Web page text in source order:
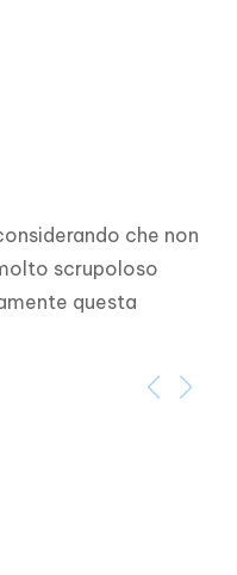
che non
scrupoloso
questa